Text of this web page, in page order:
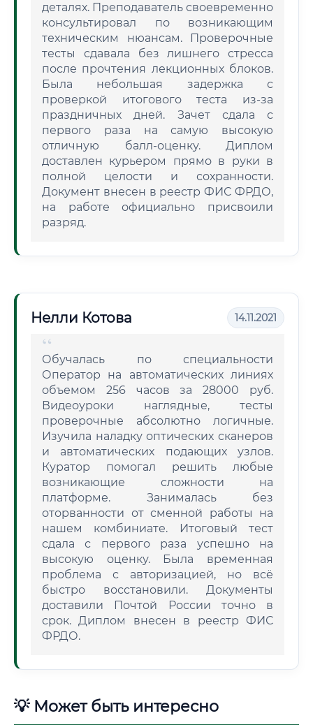
деталях. Преподаватель своевременно
консультировал по возникающим
техническим нюансам. Проверочные
тесты сдавала без лишнего стресса
после прочтения лекционных блоков.
Была небольшая задержка с
проверкой итогового теста из-за
праздничных дней. Зачет сдала с
первого раза на самую высокую
отличную балл-оценку. Диплом
доставлен курьером прямо в руки в
полной целости и сохранности.
Документ внесен в реестр ФИС ФРДО,
на работе официально присвоили
разряд.
Нелли Котова 14.11.2021
Обучалась по специальности
Оператор на автоматических линиях
объемом 256 часов за 28000 руб.
Видеоуроки наглядные, тесты
проверочные абсолютно логичные.
Изучила наладку оптических сканеров
и автоматических подающих узлов.
Куратор помогал решить любые
возникающие сложности на
платформе. Занималась без
оторванности от сменной работы на
нашем комбиниате. Итоговый тест
сдала с первого раза успешно на
высокую оценку. Была временная
проблема с авторизацией, но всё
быстро восстановили. Документы
доставили Почтой России точно в
срок. Диплом внесен в реестр ФИС
ФРДО.
💡 Может быть интересно